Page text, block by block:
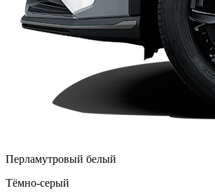
Перламутровый белый
Тёмно-серый